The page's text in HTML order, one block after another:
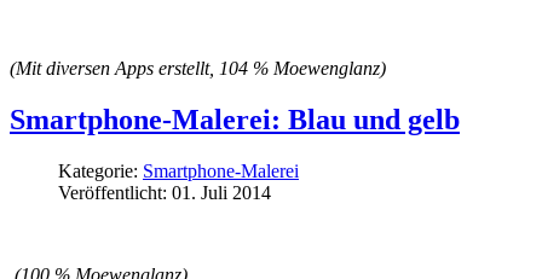
(Mit diversen Apps erstellt, 104 % Moewenglanz)
Smartphone-Malerei: Blau und gelb
Kategorie: Smartphone-Malerei
Veröffentlicht: 01. Juli 2014